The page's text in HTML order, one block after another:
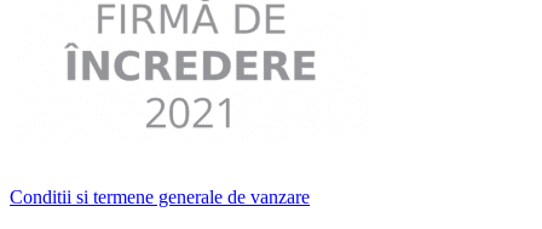
Conditii si termene generale de vanzare